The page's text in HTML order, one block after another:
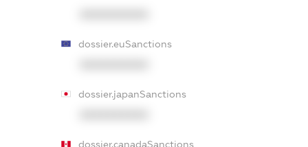
dossier.euSanctions
dossier.japanSanctions
dossier.canadaSanctions